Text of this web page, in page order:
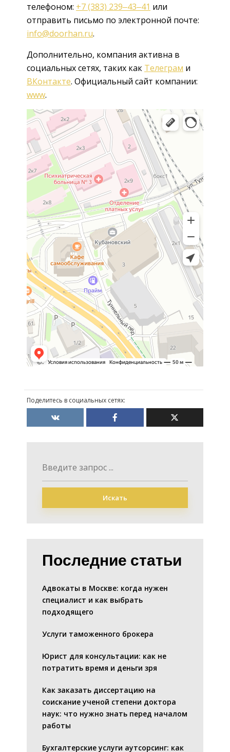
телефоном: +7 (383) 239‒43‒41 или
отправить письмо по электронной почте:
info@doorhan.ru.
Дополнительно, компания активна в
социальных сетях, таких как Телеграм и
ВКонтакте. Официальный сайт компании:
www.
Поделитесь в социальных сетях:
Искать
Последние статьи
Адвокаты в Москве: когда нужен
специалист и как выбрать
подходящего
Услуги таможенного брокера
Юрист для консультации: как не
потратить время и деньги зря
Как заказать диссертацию на
соискание ученой степени доктора
наук: что нужно знать перед началом
работы
Бухгалтерские услуги аутсорсинг: как